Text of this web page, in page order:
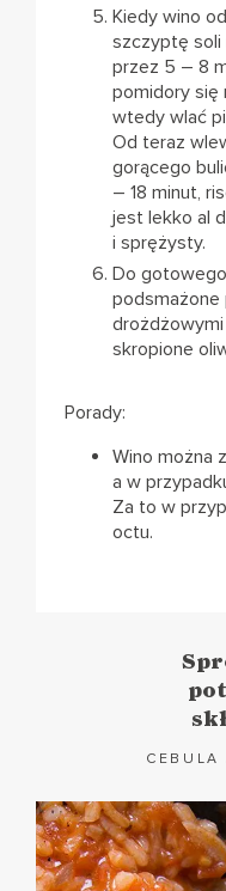
Kiedy wino
szczyptę soli
przez 5 – 8
pomidory się
wtedy wlać
Od teraz
gorącego
– 18 minut,
jest lekko al
i sprężysty.
Do
podsmażone
drożdżowymi
skropione
Porady:
Wino można
a w
Za to w
octu.
CEBULA